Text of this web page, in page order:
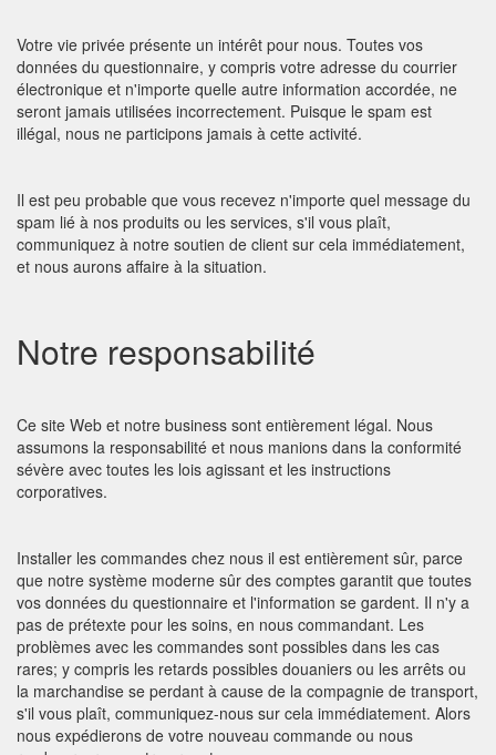
Votre vie privée présente un intérêt pour nous. Toutes vos
données du questionnaire, y compris votre adresse du courrier
électronique et n'importe quelle autre information accordée, ne
seront jamais utilisées incorrectement. Puisque le spam est
illégal, nous ne participons jamais à cette activité.
Il est peu probable que vous recevez n'importe quel message du
spam lié à nos produits ou les services, s'il vous plaît,
communiquez à notre soutien de client sur cela immédiatement,
et nous aurons affaire à la situation.
Notre responsabilité
Ce site Web et notre business sont entièrement légal. Nous
assumons la responsabilité et nous manions dans la conformité
sévère avec toutes les lois agissant et les instructions
corporatives.
Installer les commandes chez nous il est entièrement sûr, parce
que notre système moderne sûr des comptes garantit que toutes
vos données du questionnaire et l'information se gardent. Il n'y a
pas de prétexte pour les soins, en nous commandant. Les
problèmes avec les commandes sont possibles dans les cas
rares; y compris les retards possibles douaniers ou les arrêts ou
la marchandise se perdant à cause de la compagnie de transport,
s'il vous plaît, communiquez-nous sur cela immédiatement. Alors
nous expédierons de votre nouveau commande ou nous